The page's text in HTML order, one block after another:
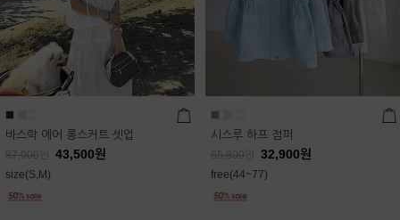
바스락 에어 롱스커트 셋업
87,000 43,500원
size(S,M)
시스루 하프 점퍼
65,800 32,900원
free(44~77)